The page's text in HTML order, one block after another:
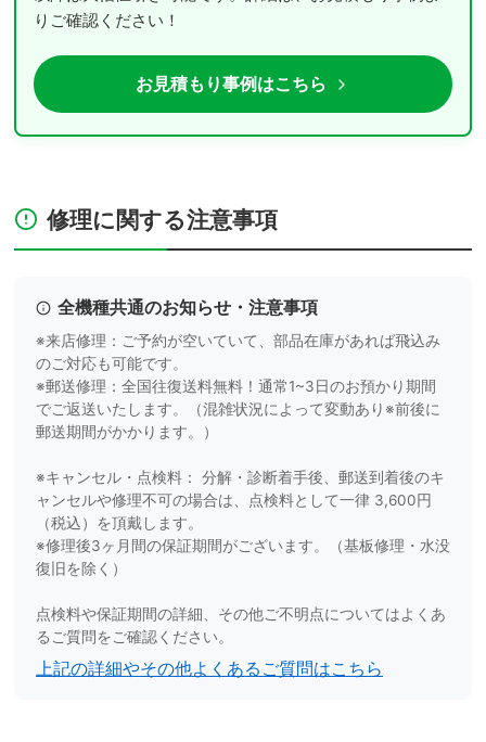
りご確認ください！
お見積もり事例はこちら
修理に関する注意事項
全機種共通のお知らせ・注意事項
※来店修理：ご予約が空いていて、部品在庫があれば飛込み
のご対応も可能です。
※郵送修理：全国往復送料無料！通常1~3日のお預かり期間
でご返送いたします。（混雑状況によって変動あり※前後に
郵送期間がかかります。）
※キャンセル・点検料： 分解・診断着手後、郵送到着後のキ
ャンセルや修理不可の場合は、点検料として一律 3,600円
（税込）を頂戴します。
※修理後3ヶ月間の保証期間がございます。（基板修理・水没
復旧を除く）
点検料や保証期間の詳細、その他ご不明点についてはよくあ
るご質問をご確認ください。
上記の詳細やその他よくあるご質問はこちら